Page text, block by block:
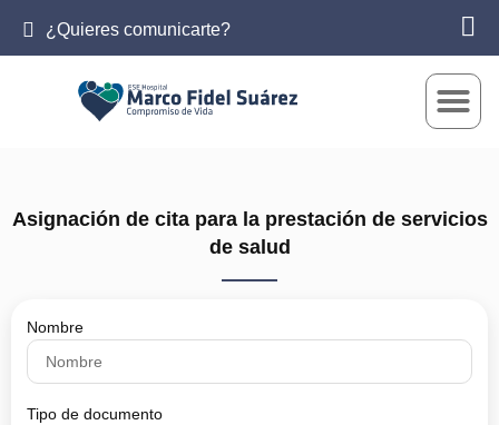
¿Quieres comunicarte?
Asignación de cita para la prestación de servicios
de salud
Nombre
Tipo de documento